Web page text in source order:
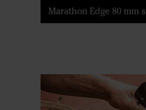
Marathon Edge 80 mm spets